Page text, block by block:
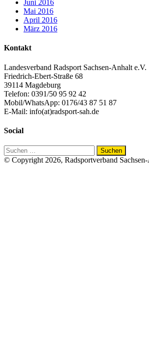
Juni 2016
Mai 2016
April 2016
März 2016
Kontakt
Landesverband Radsport Sachsen-Anhalt e.V.
Friedrich-Ebert-Straße 68
39114 Magdeburg
Telefon: 0391/50 95 92 42
Mobil/WhatsApp: 0176/43 87 51 87
E-Mail: info(at)radsport-sah.de
Social
Suchen
nach:
© Copyright 2026, Radsportverband